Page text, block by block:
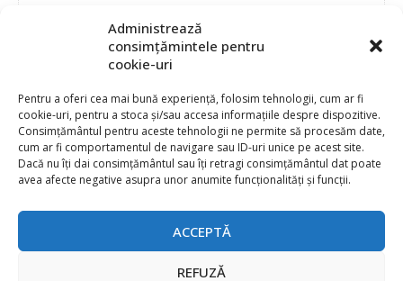
Administrează
consimțămintele pentru
cookie-uri
Pentru a oferi cea mai bună experiență, folosim tehnologii, cum ar fi
cookie-uri, pentru a stoca și/sau accesa informațiile despre dispozitive.
Consimțământul pentru aceste tehnologii ne permite să procesăm date,
cum ar fi comportamentul de navigare sau ID-uri unice pe acest site.
Dacă nu îți dai consimțământul sau îți retragi consimțământul dat poate
avea afecte negative asupra unor anumite funcționalități și funcții.
ACCEPTĂ
REFUZĂ
Analog Devices
Anritsu Corporation
Ansys
APS
Arduino
Arm
Asentics
ATEN International
Contact
Publicitate
Abonament la revista “Electronica Azi”